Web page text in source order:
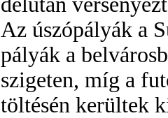
Az úszópályák a
pályák a
szigeten, míg a
töltésén kerültek